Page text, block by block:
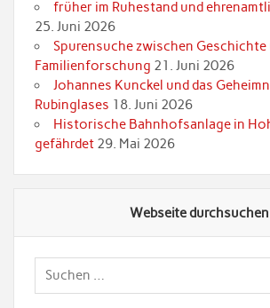
früher im Ruhestand und
25. Juni 2026
Spurensuche zwischen Geschichte
Familienforschung 21. Juni 2026
Johannes Kunckel und das
Rubinglases 18. Juni 2026
Historische Bahnhofsanlage in
gefährdet 29. Mai 2026
Webseite durchsuchen